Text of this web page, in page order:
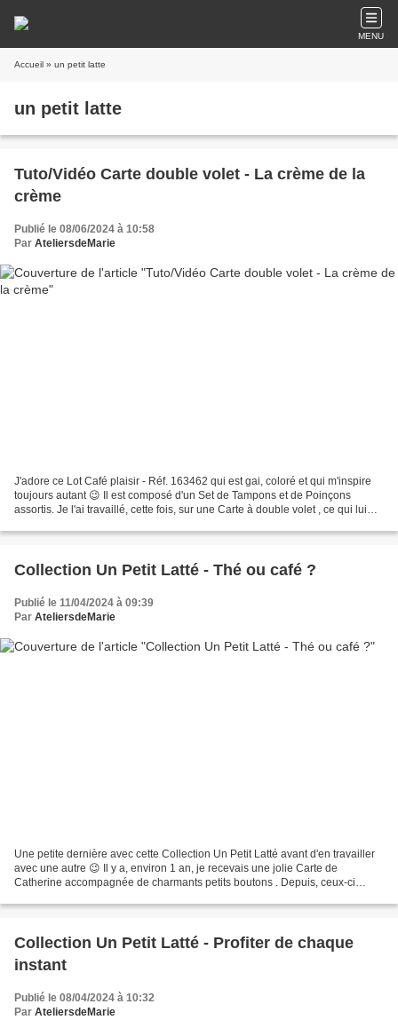
MENU
Accueil » un petit latte
un petit latte
Tuto/Vidéo Carte double volet - La crème de la
crème
Publié le 08/06/2024 à 10:58
Par AteliersdeMarie
J'adore ce Lot Café plaisir - Réf. 163462 qui est gai, coloré et qui m'inspire
toujours autant 😉 Il est composé d'un Set de Tampons et de Poinçons
assortis. Je l'ai travaillé, cette fois, sur une Carte à double volet , ce qui lui
Collection Un Petit Latté - Thé ou café ?
Publié le 11/04/2024 à 09:39
Par AteliersdeMarie
Une petite dernière avec cette Collection Un Petit Latté avant d'en travailler
avec une autre 😉 Il y a, environ 1 an, je recevais une jolie Carte de
Catherine accompagnée de charmants petits boutons . Depuis, ceux-ci
Collection Un Petit Latté - Profiter de chaque
instant
Publié le 08/04/2024 à 10:32
Par AteliersdeMarie